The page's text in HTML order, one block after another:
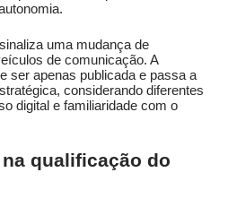
uma mudança de
de comunicação. A
ser apenas publicada e passa a
considerando diferentes
digital e familiaridade com o
qualificação do